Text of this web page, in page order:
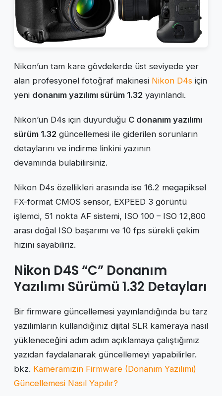
Nikon’un tam kare gövdelerde üst seviyede yer
alan profesyonel fotoğraf makinesi Nikon D4s için
yeni donanım yazılımı sürüm 1.32 yayınlandı.
Nikon’un D4s için duyurduğu C donanım yazılımı
sürüm 1.32 güncellemesi ile giderilen sorunların
detaylarını ve indirme linkini yazının
devamında bulabilirsiniz.
Nikon D4s özellikleri arasında ise 16.2 megapiksel
FX-format CMOS sensor, EXPEED 3 görüntü
işlemci, 51 nokta AF sistemi, ISO 100 – ISO 12,800
arası doğal ISO başarımı ve 10 fps sürekli çekim
hızını sayabiliriz.
Nikon D4S “C” Donanım
Yazılımı Sürümü 1.32 Detayları
Bir firmware güncellemesi yayınlandığında bu tarz
yazılımların kullandığınız dijital SLR kameraya nasıl
yükleneceğini adım adım açıklamaya çalıştığımız
yazıdan faydalanarak güncellemeyi yapabilirler.
bkz. Kameramızın Firmware (Donanım Yazılımı)
Güncellemesi Nasıl Yapılır?